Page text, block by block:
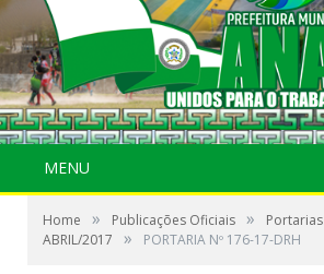
MENU
Home » Publicações Oficiais » Portarias
ABRIL/2017
» PORTARIA Nº 176-17-DRH